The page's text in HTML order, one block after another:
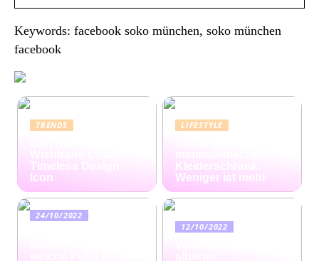
Keywords: facebook soko münchen, soko münchen
facebook
TRENDS
Timeless Design
Icon
LIFESTYLE
Kleiderschrank:
Weniger ist mehr
24/10/2022
12/10/2022